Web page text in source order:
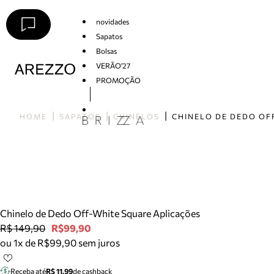
novidades
Sapatos
Bolsas
VERÃO'27
PROMOÇÃO
HOME SAPATOS CHINELOS
Chinelo de Dedo Off-White Square Aplicações
R$ 149,90 R$99,90
ou 1x de R$99,90 sem juros
Receba atéR$ 11,99de cashback